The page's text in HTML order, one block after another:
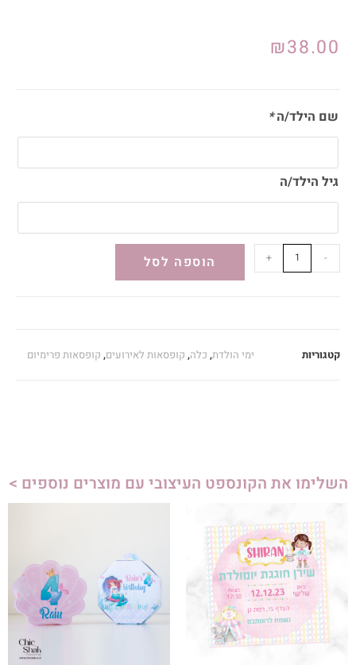
₪38.00
שם הילד/ה*
גיל הילד/ה
-
+ הוספה לסל
קטגוריות ימי הולדת, כלה, קופסאות לאירועים, קופסאות פרימיום
השלימו את הקונספט העיצובי עם מוצרים נוספים >